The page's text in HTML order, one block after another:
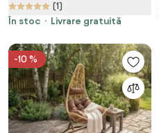
structură metalică, pentru
interior și exterior, Maro
(1)
În stoc
Livrare gratuită
-10 %